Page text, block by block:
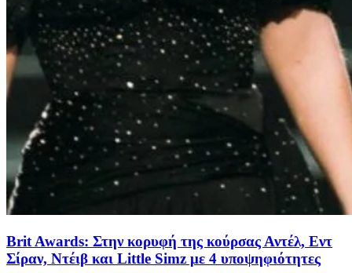
Brit Awards: Στην κορυφή της κούρσας Αντέλ, Εντ
Σίραν, Ντέιβ και Little Simz με 4 υποψηφιότητες